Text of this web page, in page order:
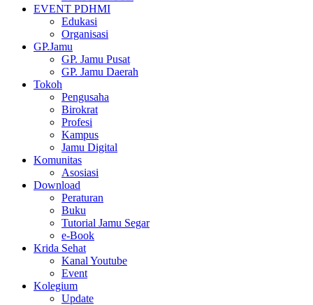
EVENT PDHMI
Edukasi
Organisasi
GP.Jamu
GP. Jamu Pusat
GP. Jamu Daerah
Tokoh
Pengusaha
Birokrat
Profesi
Kampus
Jamu Digital
Komunitas
Asosiasi
Download
Peraturan
Buku
Tutorial Jamu Segar
e-Book
Krida Sehat
Kanal Youtube
Event
Kolegium
Update